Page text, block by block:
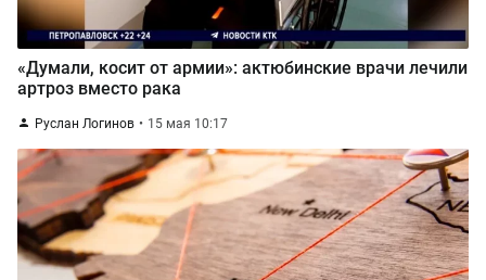
«Думали, косит от армии»: актюбинские врачи лечили
артроз вместо рака
Руслан Логинов 15 мая 10:17